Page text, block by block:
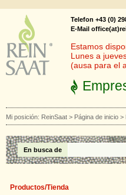
Telefon +43 (0)
E-Mail
Estamos
Lunes a
(ausa para el
Mi posición: ReinSaat > Página de inicio >
En busca de
Productos/Tienda